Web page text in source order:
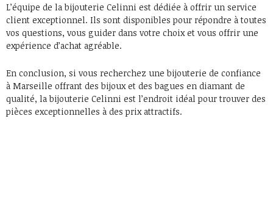
L’équipe de la bijouterie Celinni est dédiée à offrir un service
client exceptionnel. Ils sont disponibles pour répondre à toutes
vos questions, vous guider dans votre choix et vous offrir une
expérience d’achat agréable.
En conclusion, si vous recherchez une bijouterie de confiance
à Marseille offrant des bijoux et des bagues en diamant de
qualité, la bijouterie Celinni est l’endroit idéal pour trouver des
pièces exceptionnelles à des prix attractifs.